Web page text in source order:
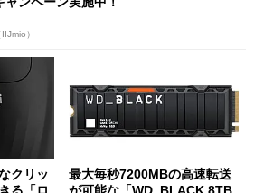
）
クリッ
最大毎秒7200MBの高速転送